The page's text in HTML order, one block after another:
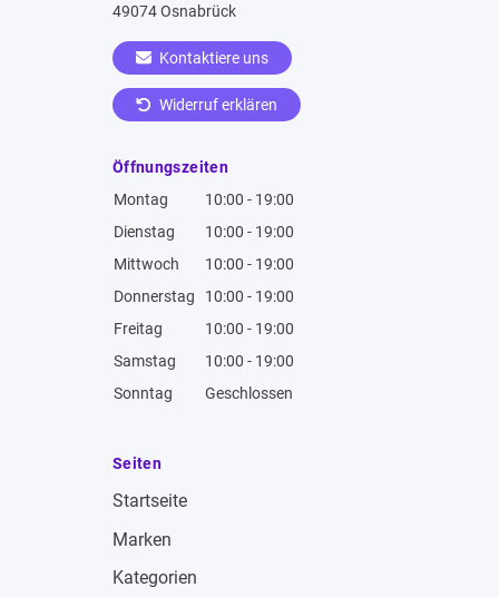
49074 Osnabrück
Kontaktiere uns
Widerruf erklären
Öffnungszeiten
Montag
10:00 - 19:00
Dienstag
10:00 - 19:00
Mittwoch
10:00 - 19:00
Donnerstag
10:00 - 19:00
Freitag
10:00 - 19:00
Samstag
10:00 - 19:00
Sonntag
Geschlossen
Seiten
Startseite
Marken
Kategorien